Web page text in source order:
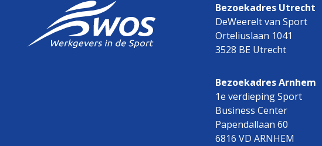
Bezoekadres Utrecht
DeWeerelt van Sport
Orteliuslaan 1041
3528 BE Utrecht
Bezoekadres Arnhem
1e verdieping Sport
Business Center
Papendallaan 60
6816 VD ARNHEM